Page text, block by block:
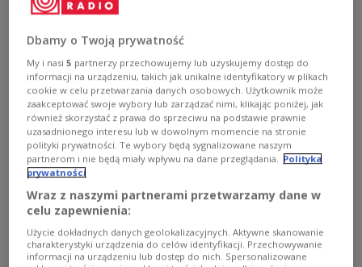
Bitwa pod Zborowem. Niechlubna porażka
czy "cud nad Strypą"?
376 lat temu, 16 sierpnia 1649 roku, dobiegła końca
dwudniowa bitwa pod Zborowem. W jej trakcie siły
koronne pod wodzą króla Jana Kazimierza zostały
zaskoczone i otoczone przez kilkukrotnie liczniejszą
armię kozacko-tatarską. Polskie oddziały uratowała
osobista odwaga monarchy, niestałość tatarskiego
Dbamy o Twoją prywatność
My i nasi5 partnerzy przechowujemy lub uzyskujemy dostęp do
informacji na urządzeniu, takich jak unikalne identyfikatory w plikach
cookie w celu przetwarzania danych osobowych. Użytkownik może
zaakceptować swoje wybory lub zarządzać nimi, klikając poniżej, jak
również skorzystać z prawa do sprzeciwu na podstawie prawnie
uzasadnionego interesu lub w dowolnym momencie na stronie
polityki prywatności. Te wybory będą sygnalizowane naszym
partnerom i nie będą miały wpływu na dane przeglądania. Polityka
prywatności
Wraz z naszymi partnerami przetwarzamy dane w
celu zapewnienia:
Użycie dokładnych danych geolokalizacyjnych. Aktywne skanowanie
charakterystyki urządzenia do celów identyfikacji. Przechowywanie
informacji na urządzeniu lub dostęp do nich. Spersonalizowane